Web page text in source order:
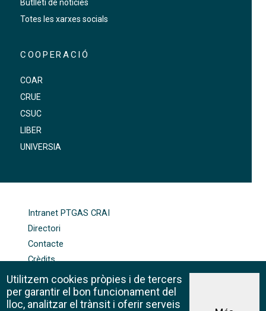
Butlletí de notícies
Totes les xarxes socials
COOPERACIÓ
COAR
CRUE
CSUC
LIBER
UNIVERSIA
Intranet PTGAS CRAI
Directori
Contacte
Crèdits
Mapa web
Política de galetes
Utilitzem cookies pròpies i de tercers
per garantir el bon funcionament del
lloc, analitzar el trànsit i oferir serveis